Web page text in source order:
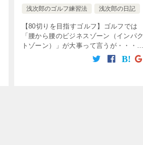
浅次郎のゴルフ練習法 浅次郎の日記
【80切りを目指すゴルフ】ゴルフでは
「腰から腰のビジネスゾーン（インパク
トゾーン）」が大事って言うが・・・こ
の練習をしているアマチュアはほとんど
いない。皆フルスイングの練習ばかりで